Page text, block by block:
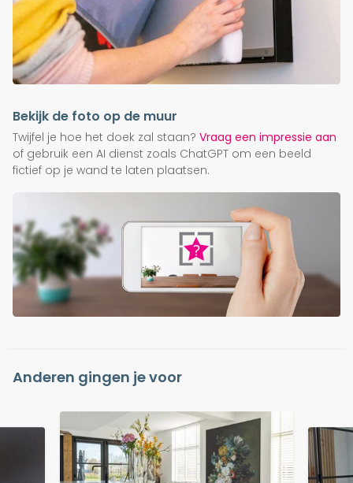
Bekijk de foto op de muur
Twijfel je hoe het doek zal staan? Vraag een impressie aan
of gebruik een AI dienst zoals ChatGPT om een beeld
fictief op je wand te laten plaatsen.
Anderen gingen je voor